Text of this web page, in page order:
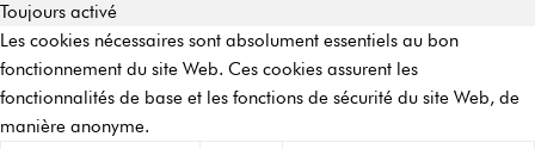
Toujours activé
Les cookies nécessaires sont absolument essentiels au bon
fonctionnement du site Web. Ces cookies assurent les
fonctionnalités de base et les fonctions de sécurité du site Web, de
manière anonyme.